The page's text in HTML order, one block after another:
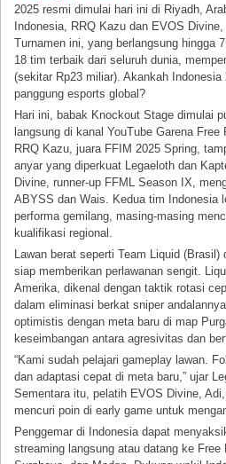
2025 resmi dimulai hari ini di Riyadh,
Indonesia, RRQ Kazu dan EVOS
Turnamen ini, yang berlangsung hingga
18 tim terbaik dari seluruh dunia,
(sekitar Rp23 miliar). Akankah
panggung esports global?
Hari ini, babak Knockout Stage dimulai
langsung di kanal YouTube Garena
RRQ Kazu, juara FFIM 2025 Spring,
anyar yang diperkuat Legaeloth dan
Divine, runner-up FFML Season IX,
ABYSS dan Wais. Kedua tim Indonesia
performa gemilang, masing-masing
kualifikasi regional.
Lawan berat seperti Team Liquid
siap memberikan perlawanan sengit.
Amerika, dikenal dengan taktik rotasi
dalam eliminasi berkat sniper
optimistis dengan meta baru di map
keseimbangan antara agresivitas dan
“Kami sudah pelajari gameplay lawan.
dan adaptasi cepat di meta baru,” ujar
Sementara itu, pelatih EVOS Divine,
mencuri poin di early game untuk
Penggemar di Indonesia dapat
streaming langsung atau datang ke